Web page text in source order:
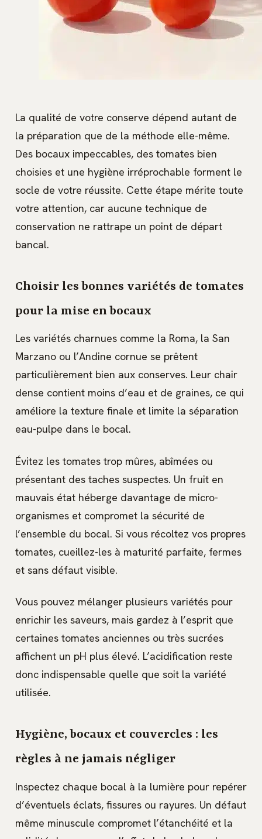
La qualité de votre conserve dépend autant de
la préparation que de la méthode elle-même.
Des bocaux impeccables, des tomates bien
choisies et une hygiène irréprochable forment le
socle de votre réussite. Cette étape mérite toute
votre attention, car aucune technique de
conservation ne rattrape un point de départ
bancal.
Choisir les bonnes variétés de tomates
pour la mise en bocaux
Les variétés charnues comme la Roma, la San
Marzano ou l’Andine cornue se prêtent
particulièrement bien aux conserves. Leur chair
dense contient moins d’eau et de graines, ce qui
améliore la texture finale et limite la séparation
eau-pulpe dans le bocal.
Évitez les tomates trop mûres, abîmées ou
présentant des taches suspectes. Un fruit en
mauvais état héberge davantage de micro-
organismes et compromet la sécurité de
l’ensemble du bocal. Si vous récoltez vos propres
tomates, cueillez-les à maturité parfaite, fermes
et sans défaut visible.
Vous pouvez mélanger plusieurs variétés pour
enrichir les saveurs, mais gardez à l’esprit que
certaines tomates anciennes ou très sucrées
affichent un pH plus élevé. L’acidification reste
donc indispensable quelle que soit la variété
utilisée.
Hygiène, bocaux et couvercles : les
règles à ne jamais négliger
Inspectez chaque bocal à la lumière pour repérer
d’éventuels éclats, fissures ou rayures. Un défaut
même minuscule compromet l’étanchéité et la